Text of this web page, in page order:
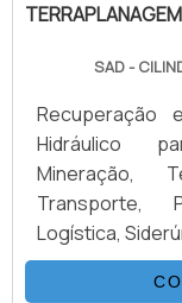
TERRAPLANAGEM
SAD -
Recuperação
Hidráulico
Mineração,
Transporte,
Logística,